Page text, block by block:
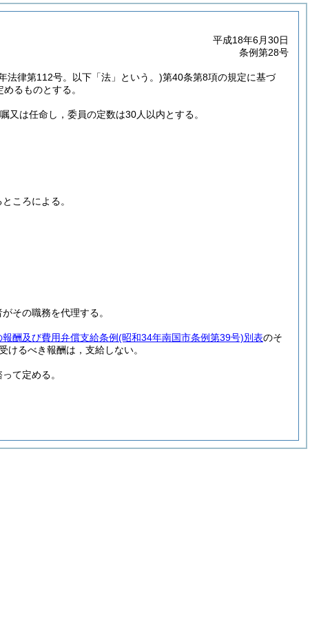
平成18年6月30日
条例第28号
法律第112号。以下「法」という。)第40条第8項の規定に基づ
るものとする。
は任命し，委員の定数は30人以内とする。
ころによる。
その職務を代理する。
酬及び費用弁償支給条例(昭和34年南国市条例第39号)別表のそ
けるべき報酬は，支給しない。
て定める。